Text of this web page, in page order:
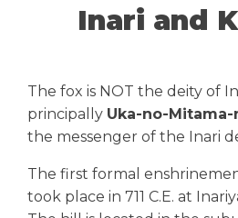
Inari and
The fox is NOT the deity of
principally Uka-no-Mitama-
the messenger of the Inari
The first formal
took place in 711 C.E. at